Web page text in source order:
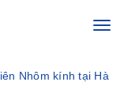
Nhôm kính tại Hà